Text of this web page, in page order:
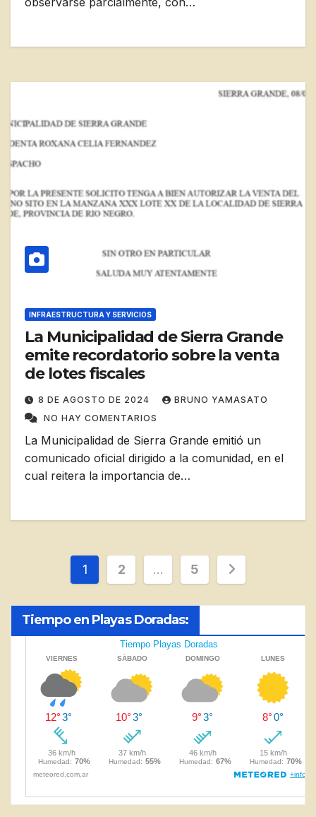
INFRAESTRUCTURA Y SERVICIOS
La Municipalidad de Sierra Grande
emite recordatorio sobre la venta
de lotes fiscales
8 DE AGOSTO DE 2024
BRUNO YAMASATO
NO HAY COMENTARIOS
La Municipalidad de Sierra Grande emitió un
comunicado oficial dirigido a la comunidad, en el
cual reitera la importancia de…
Paginación
de
entradas
1 2 … 5
Tiempo en Playas Doradas: